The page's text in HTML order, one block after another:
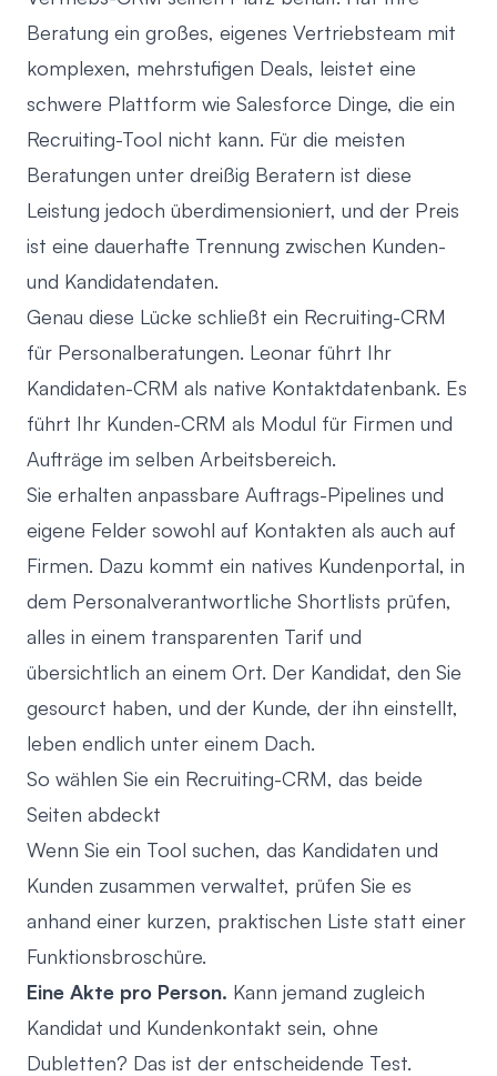
Beratung ein großes, eigenes Vertriebsteam mit
komplexen, mehrstufigen Deals, leistet eine
schwere Plattform wie Salesforce Dinge, die ein
Recruiting-Tool nicht kann. Für die meisten
Beratungen unter dreißig Beratern ist diese
Leistung jedoch überdimensioniert, und der Preis
ist eine dauerhafte Trennung zwischen Kunden-
und Kandidatendaten.
Genau diese Lücke schließt ein Recruiting-CRM
für Personalberatungen. Leonar führt Ihr
Kandidaten-CRM als native Kontaktdatenbank. Es
führt Ihr Kunden-CRM als Modul für Firmen und
Aufträge im selben Arbeitsbereich.
Sie erhalten anpassbare Auftrags-Pipelines und
eigene Felder sowohl auf Kontakten als auch auf
Firmen. Dazu kommt ein natives Kundenportal, in
dem Personalverantwortliche Shortlists prüfen,
alles in einem transparenten Tarif und
übersichtlich an einem Ort. Der Kandidat, den Sie
gesourct haben, und der Kunde, der ihn einstellt,
leben endlich unter einem Dach.
So wählen Sie ein Recruiting-CRM, das beide
Seiten abdeckt
Wenn Sie ein Tool suchen, das Kandidaten und
Kunden zusammen verwaltet, prüfen Sie es
anhand einer kurzen, praktischen Liste statt einer
Funktionsbroschüre.
Eine Akte pro Person. Kann jemand zugleich
Kandidat und Kundenkontakt sein, ohne
Dubletten? Das ist der entscheidende Test.